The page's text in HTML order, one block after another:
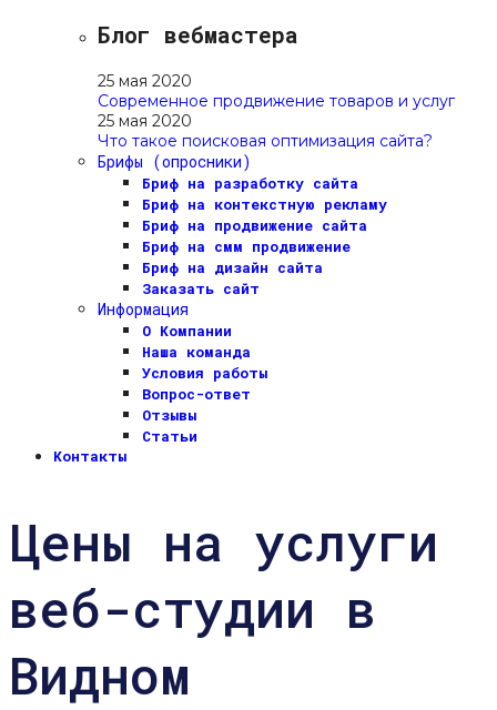
Блог вебмастера
25 мая 2020
Современное продвижение товаров и услуг
25 мая 2020
Что такое поисковая оптимизация сайта?
Брифы (опросники)
Бриф на разработку сайта
Бриф на контекстную рекламу
Бриф на продвижение сайта
Бриф на смм продвижение
Бриф на дизайн сайта
Заказать сайт
Информация
О Компании
Наша команда
Условия работы
Вопрос-ответ
Отзывы
Статьи
Контакты
Цены на услуги
веб-студии в
Видном